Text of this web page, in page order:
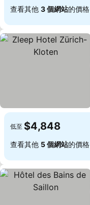
查看其他 3 個網站的價格
低至 $4,848
查看其他 5 個網站的價格